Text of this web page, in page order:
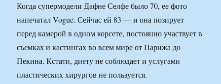
Когда супермодели Дафне Селфе было 70, ее фото
напечатал Vogue. Сейчас ей 83 — и она позирует
перед камерой в одном корсете, постоянно участвует в
съемках и кастингах во всем мире от Парижа до
Пекина. Кстати, диету не соблюдает и услугами
пластических хирургов не пользуется.